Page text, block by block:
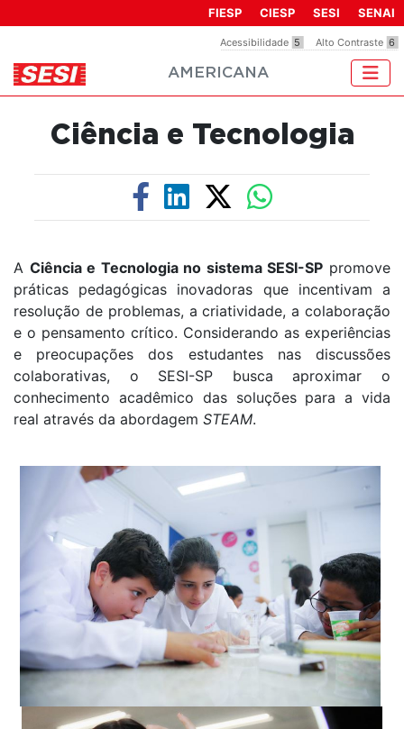
inclui
um
Acessibilidade 5 Alto Contraste 6
FIESP CIESP SESI SENAI
AMERICANA
Ciência e Tecnologia
A Ciência e Tecnologia no sistema SESI-SP promove
práticas pedagógicas inovadoras que incentivam a
resolução de problemas, a criatividade, a colaboração
e o pensamento crítico. Considerando as experiências
e preocupações dos estudantes nas discussões
colaborativas, o SESI-SP busca aproximar o
conhecimento acadêmico das soluções para a vida
real através da abordagem STEAM.